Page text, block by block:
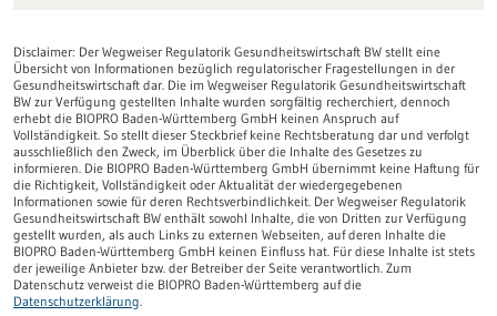
Disclaimer: Der Wegweiser Regulatorik Gesundheitswirtschaft BW stellt eine
Übersicht von Informationen bezüglich regulatorischer Fragestellungen in der
Gesundheitswirtschaft dar. Die im Wegweiser Regulatorik Gesundheitswirtschaft
BW zur Verfügung gestellten Inhalte wurden sorgfältig recherchiert, dennoch
erhebt die BIOPRO Baden-Württemberg GmbH keinen Anspruch auf
Vollständigkeit. So stellt dieser Steckbrief keine Rechtsberatung dar und verfolgt
ausschließlich den Zweck, im Überblick über die Inhalte des Gesetzes zu
informieren. Die BIOPRO Baden-Württemberg GmbH übernimmt keine Haftung für
die Richtigkeit, Vollständigkeit oder Aktualität der wiedergegebenen
Informationen sowie für deren Rechtsverbindlichkeit. Der Wegweiser Regulatorik
Gesundheitswirtschaft BW enthält sowohl Inhalte, die von Dritten zur Verfügung
gestellt wurden, als auch Links zu externen Webseiten, auf deren Inhalte die
BIOPRO Baden-Württemberg GmbH keinen Einfluss hat. Für diese Inhalte ist stets
der jeweilige Anbieter bzw. der Betreiber der Seite verantwortlich. Zum
Datenschutz verweist die BIOPRO Baden-Württemberg auf die
Datenschutzerklärung.